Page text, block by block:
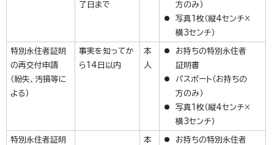
了日まで
方のみ）
写真1枚（縦4センチ×
横3センチ）
特別永住者証明
の再交付申請
（紛失、汚損等に
よる）
事実を知ってか
ら14日以内
本
人
お持ちの特別永住者
証明書
パスポート（お持ちの
方のみ）
写真1枚（縦4センチ×
横3センチ）
特別永住者証明
本
お持ちの特別永住者